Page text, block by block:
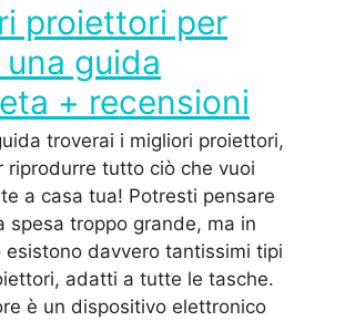
proiettori per
guida
+ recensioni
troverai i migliori proiettori,
riprodurre tutto ciò che vuoi
a casa tua! Potresti pensare
spesa troppo grande, ma in
esistono davvero tantissimi tipi
adatti a tutte le tasche.
è un dispositivo elettronico